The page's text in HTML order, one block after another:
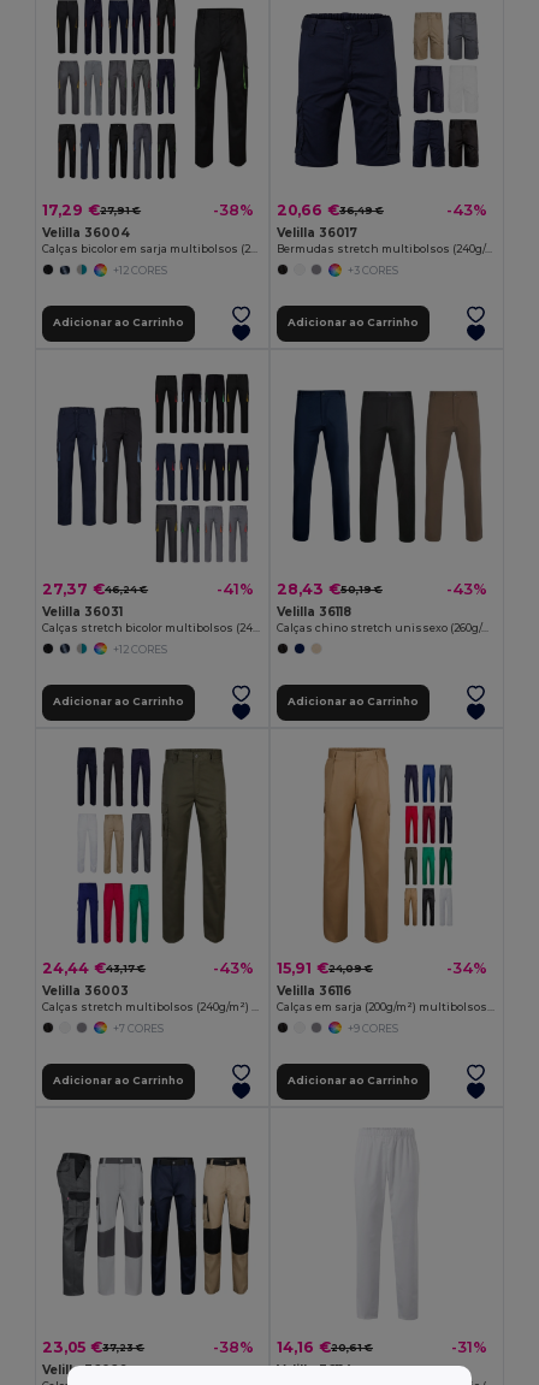
17,29 €27,91 € -38%
Velilla 36004
+12 CORES
Adicionar ao Carrinho
20,66 €36,49 € -43%
Velilla 36017
Bermudas stretch multibolsos (240g/m²), em algodão (46%), EME (38%) e poliéster (16%)
+3 CORES
Adicionar ao Carrinho
27,37 €46,24 € -41%
Velilla 36031
+12 CORES
Adicionar ao Carrinho
28,43 €50,19 € -43%
Velilla 36118
Calças chino stretch unissexo (260g/m²), em algodão (98%) e elastano (2%)
Adicionar ao Carrinho
24,44 €43,17 € -43%
Velilla 36003
+7 CORES
Adicionar ao Carrinho
15,91 €24,09 € -34%
Velilla 36116
+9 CORES
Adicionar ao Carrinho
23,05 €37,23 € -38%
Velilla 36029
14,16 €20,61 € -31%
Velilla 36114